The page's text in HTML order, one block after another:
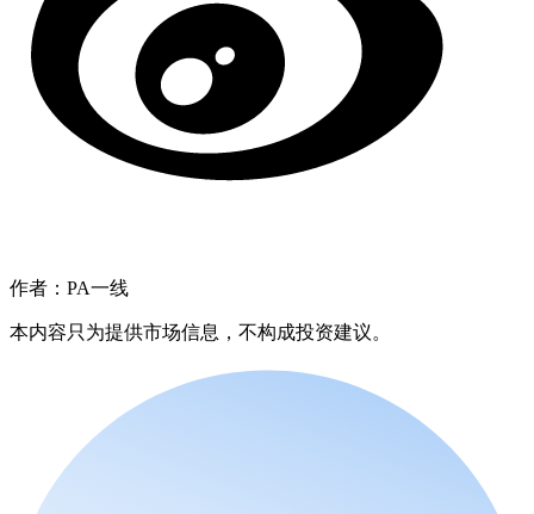
作者：PA一线
本内容只为提供市场信息，不构成投资建议。